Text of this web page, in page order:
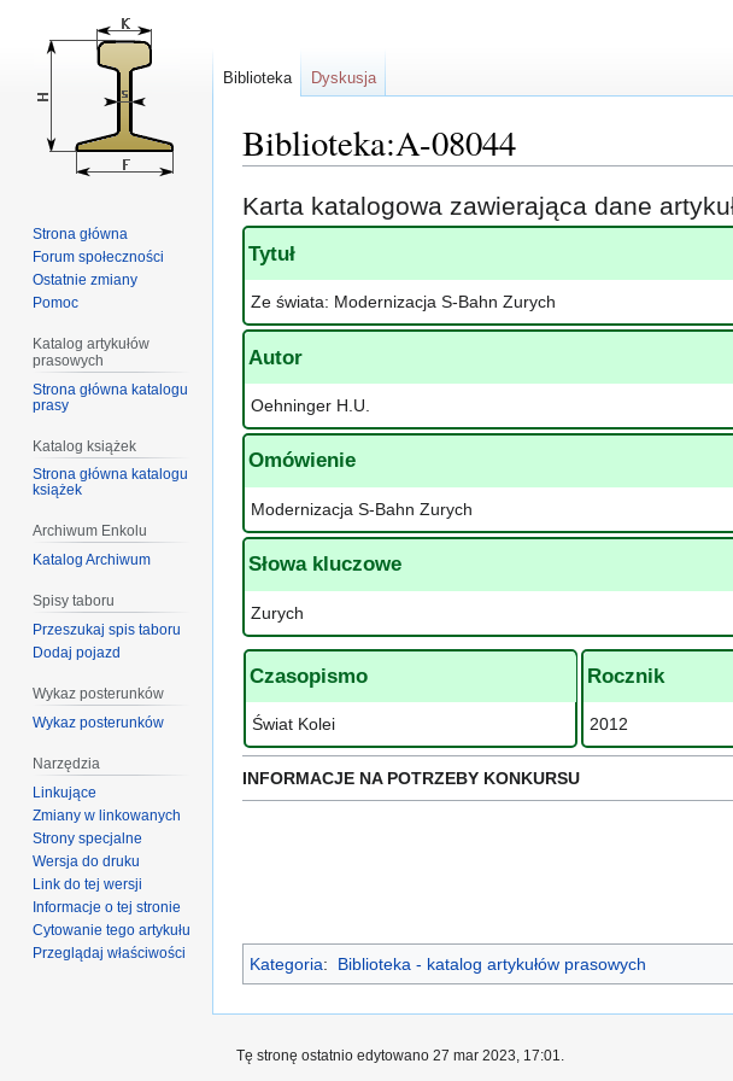
Biblioteka:A-08044
Przejdź
do
nawigacji
Przejdź
do
wyszukiwania
Karta katalogowa zawierająca dane
Tytuł
Ze świata: Modernizacja S-Bahn Zurych
Autor
Oehninger H.U.
Omówienie
Modernizacja S-Bahn Zurych
Słowa kluczowe
Zurych
Czasopismo
Świat Kolei
Rocznik
2012
INFORMACJE NA POTRZEBY KONKURSU
Kategoria: Biblioteka - katalog artykułów prasowych
Biblioteka Dyskusja
Strona główna
Forum społeczności
Ostatnie zmiany
Pomoc
Katalog artykułów
prasowych
Strona główna katalogu
prasy
Katalog książek
Strona główna katalogu
książek
Archiwum Enkolu
Katalog Archiwum
Spisy taboru
Przeszukaj spis taboru
Dodaj pojazd
Wykaz posterunków
Wykaz posterunków
Narzędzia
Linkujące
Zmiany w linkowanych
Strony specjalne
Wersja do druku
Link do tej wersji
Informacje o tej stronie
Cytowanie tego artykułu
Przeglądaj właściwości
Tę stronę ostatnio edytowano 27 mar 2023, 17:01.